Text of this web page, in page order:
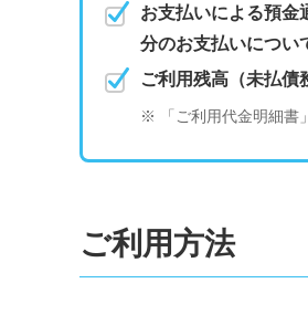
お支払いによる預金
分のお支払いについ
ご利用残高（未払債
「ご利用代金明細
ご利用方法